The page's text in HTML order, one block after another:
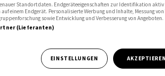
und
Standortdaten. Endgeräteeigenschaften zur Identifikation
einem Endgerät. Personalisierte Werbung und Inhalte, Messung
sowie Entwicklung und Verbesserung von Angeboten.
(Lieferanten)
EINSTELLUNGEN AKZEPTIEREN